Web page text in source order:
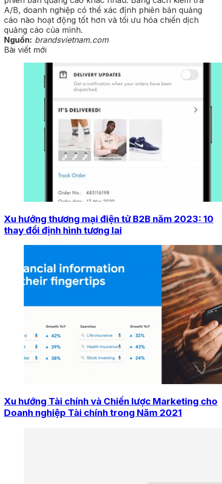
A/B, doanh nghiệp có thể xác định phiên bản quảng
cáo nào hoạt động tốt hơn và tối ưu hóa chiến dịch
quảng cáo của mình.
Nguồn: brandsvietnam.com
Bài viết mới
Xu hướng thương mại điện tử B2B năm 2023: 10
thay đổi định hình tương lai
Xu hướng Tài chính và Chiến lược Marketing cho
Doanh nghiệp Tài chính trong Năm 2021